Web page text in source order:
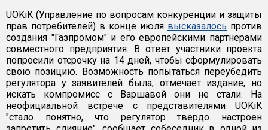
UOKiK (Управление по вопросам конкуренции и защиты
прав потребителей) в конце июля высказалось против
создания "Газпромом" и его европейскими партнерами
совместного предприятия. В ответ участники проекта
попросили отсрочку на 14 дней, чтобы сформулировать
свою позицию. Возможность попытаться переубедить
регулятора у заявителей была, отмечает издание, но
искать компромисс с Варшавой они не стали. На
неофициальной встрече с представителями UOKiK
"стало понятно, что регулятор твердо настроен